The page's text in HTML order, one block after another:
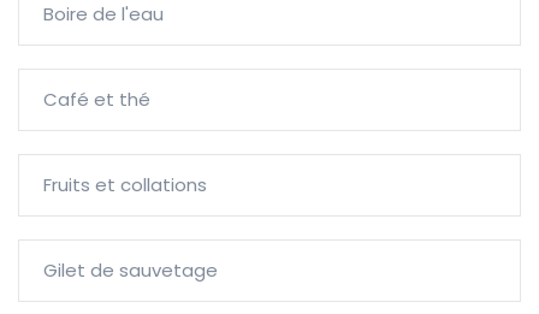
Boire de l'eau
Café et thé
Fruits et collations
Gilet de sauvetage